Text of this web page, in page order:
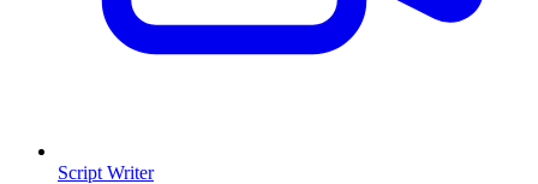
Script Writer